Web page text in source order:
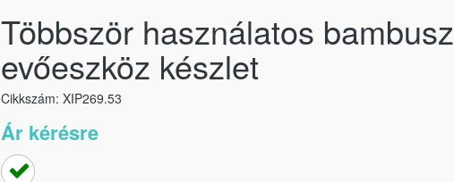
Többször használatos bambusz
evőeszköz készlet
Cikkszám: XIP269.53
Ár kérésre